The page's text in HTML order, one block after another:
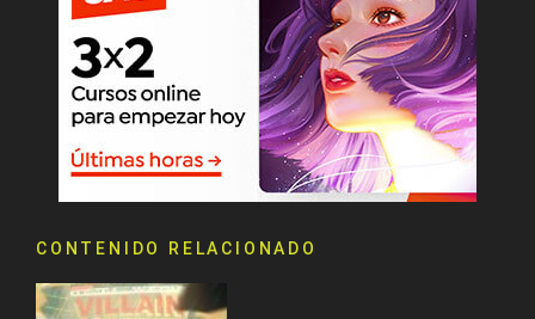
CONTENIDO RELACIONADO